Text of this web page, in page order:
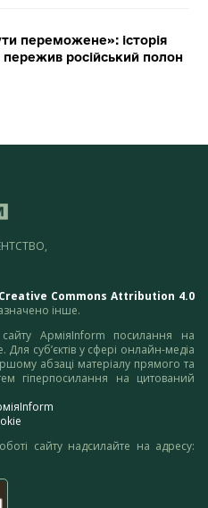
переможене»: історія
пережив російський полон
Creative Commons Attribution 4.0
інше.
АрміяInform посилання на
Для суб’єктів у сфері онлайн-медіа
абзаці матеріалу прямого та
гіперпосилання на цитований
сайту надсилайте на адресу: